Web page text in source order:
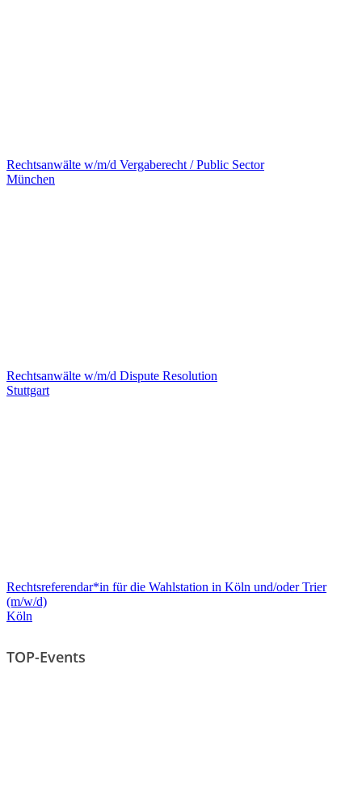
Rechtsanwälte w/m/d Vergaberecht / Public Sector
München
Rechtsanwälte w/m/d Dispute Resolution
Stuttgart
Rechtsreferendar*in für die Wahlstation in Köln und/oder Trier
(m/w/d)
Köln
TOP-Events